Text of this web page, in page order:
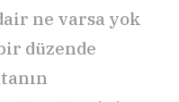
ne varsa yok
düzende